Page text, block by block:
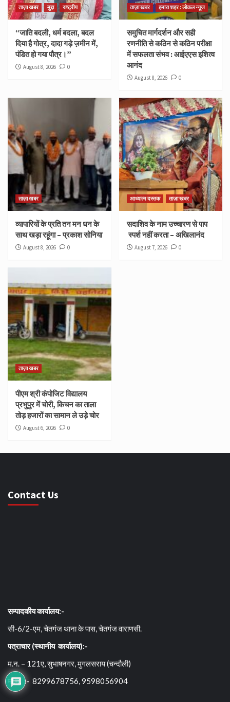
ताज़ा खबर मुद्दा राष्ट्रीय
“जाति बदली, धर्म बदला, बदल
दिया है गोत्र, दादा गड़े ज़मीन में,
पंडित हो गया पौत्र।”
August 8, 2026 0
ताज़ा खबर हमारा शहर : लोकल न्यूज
समुचित मार्गदर्शन और सही
रणनीति से कठिन से कठिन परीक्षा
में सफलता संभव : आईएएस इशित्व
आनंद
August 8, 2026 0
ताज़ा खबर
व्यापारियों के प्रति तन मन धन के
साथ खड़ा रहूंगा – प्रकाश सोनिया
August 8, 2026 0
आध्यात्म दस्तक ताज़ा खबर
सदाशिव के नाम उच्चारण से पाप
स्पर्श नहीं करता – अखिलानंद
August 7, 2026 0
ताज़ा खबर
पीएम श्री कंपोजिट विद्यालय
प्रभुपुर में चोरी, किचन का ताला
तोड़ हजारों का सामान ले उड़े चोर
August 6, 2026 0
Contact Us
सम्पादकीय कार्यालय:-
सी-6/2-एम, चेतगंज थाना के पास, चेतगंज वाराणसी.
पत्राचार (स्थानीय कार्यालय):-
म.न. – 121ए, सुभाषनगर, मुगलसराय (चन्दौली)
मो.न. :- 8299678756, 9598056904